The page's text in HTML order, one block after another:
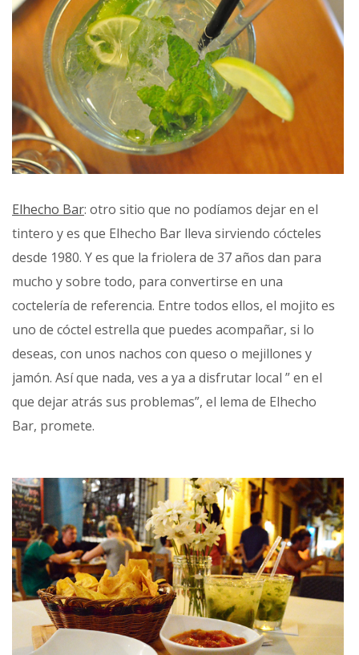
Elhecho Bar: otro sitio que no podíamos dejar en el
tintero y es que Elhecho Bar lleva sirviendo cócteles
desde 1980. Y es que la friolera de 37 años dan para
mucho y sobre todo, para convertirse en una
coctelería de referencia. Entre todos ellos, el mojito es
uno de cóctel estrella que puedes acompañar, si lo
deseas, con unos nachos con queso o mejillones y
jamón. Así que nada, ves a ya a disfrutar local ” en el
que dejar atrás sus problemas”, el lema de Elhecho
Bar, promete.